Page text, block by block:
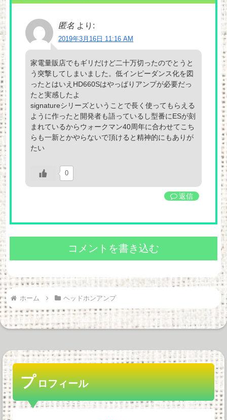
匿名 より:
2019年3月16日 11:16 AM
家電量販店でもギリだけど二十万切ったのでとうと
う突撃してしまいました。低インピーダンス化を図
ったとはいえHD660Sはやっぱりアンプが必要だっ
たと実感したよ
signatureシリーズということで長く使ってもらえる
ように作ったと開発者も語っているし型番にESが刻
まれているからウォークマン40周年に合わせてこち
らも一新とかやらないで頂けると精神的にもありが
たい
0
返信
コメントを書き込む
ホーム ヘッドホンアンプ
プロフィール